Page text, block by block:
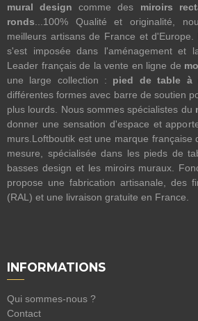
mural design comme des miroirs
ronds ...100% Qualité et originalité,
meilleurs artisans de France et
s'est imposée dans l'aménagement et
Leader français de la vente en ligne de
une large collection : pied de table à
différentes formes avec barre de soutien
plus lourds. Nous sommes spécialistes du
donner une sensation d'espace et
murs.Loftboutik est une marque française
mesure, spécialisée dans les pieds de
basses design et les miroirs muraux.
propose une fabrication artisanale, des
(RAL) et une livraison gratuite en France.
INFORMATIONS
Qui sommes-nous ?
Contact